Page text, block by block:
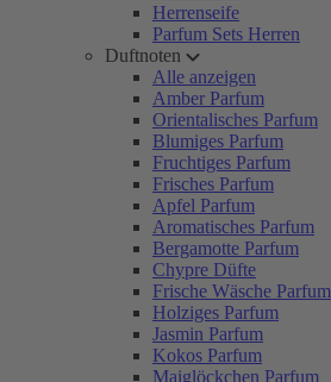
Herrenseife
Parfum Sets Herren
Duftnoten
Alle anzeigen
Amber Parfum
Orientalisches Parfum
Blumiges Parfum
Fruchtiges Parfum
Frisches Parfum
Apfel Parfum
Aromatisches Parfum
Bergamotte Parfum
Chypre Düfte
Frische Wäsche Parfum
Holziges Parfum
Jasmin Parfum
Kokos Parfum
Maiglöckchen Parfum